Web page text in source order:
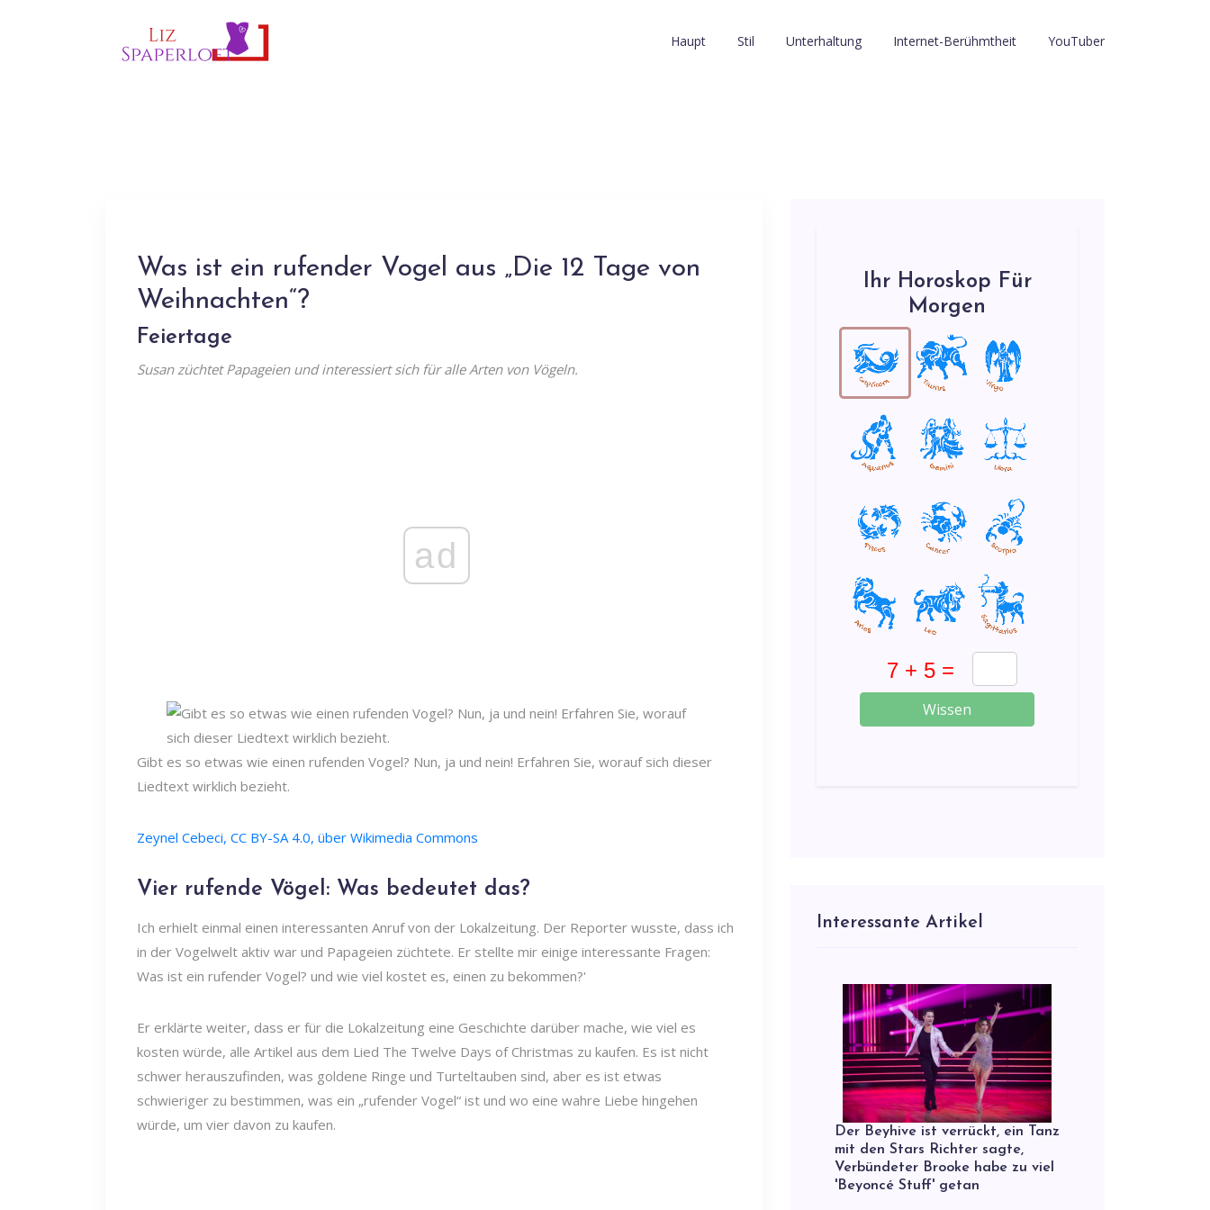
Haupt Stil Unterhaltung Internet-Berühmtheit YouTuber
Was ist ein rufender Vogel aus „Die 12 Tage von
Weihnachten“?
Feiertage
Susan züchtet Papageien und interessiert sich für alle Arten von Vögeln.
ad
Gibt es so etwas wie einen rufenden Vogel? Nun, ja und nein! Erfahren Sie, worauf sich dieser
Liedtext wirklich bezieht.
Zeynel Cebeci, CC BY-SA 4.0, über Wikimedia Commons
Vier rufende Vögel: Was bedeutet das?
Ich erhielt einmal einen interessanten Anruf von der Lokalzeitung. Der Reporter wusste, dass ich
in der Vogelwelt aktiv war und Papageien züchtete. Er stellte mir einige interessante Fragen:
Was ist ein rufender Vogel? und wie viel kostet es, einen zu bekommen?'
Er erklärte weiter, dass er für die Lokalzeitung eine Geschichte darüber mache, wie viel es
kosten würde, alle Artikel aus dem Lied The Twelve Days of Christmas zu kaufen. Es ist nicht
schwer herauszufinden, was goldene Ringe und Turteltauben sind, aber es ist etwas
schwieriger zu bestimmen, was ein „rufender Vogel“ ist und wo eine wahre Liebe hingehen
würde, um vier davon zu kaufen.
Ihr Horoskop Für
Morgen
Wissen
Interessante Artikel
Der Beyhive ist verrückt, ein Tanz
mit den Stars Richter sagte,
Verbündeter Brooke habe zu viel
'Beyoncé Stuff' getan